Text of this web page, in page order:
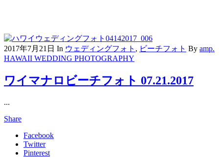
2017年7月21日 In ウェディングフォト , ビーチフォト By amp.
HAWAII WEDDING PHOTOGRAPHY
ワイマナロビーチフォト 07.21.2017
...
Share
Facebook
Twitter
Pinterest